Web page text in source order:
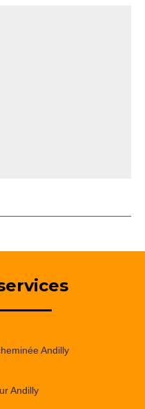
Andilly
Andilly